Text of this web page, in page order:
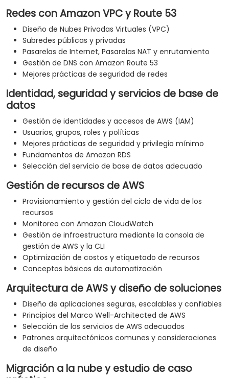
Redes con Amazon VPC y Route 53
Diseño de Nubes Privadas Virtuales (VPC)
Subredes públicas y privadas
Pasarelas de Internet, Pasarelas NAT y enrutamiento
Gestión de DNS con Amazon Route 53
Mejores prácticas de seguridad de redes
Identidad, seguridad y servicios de base de
datos
Gestión de identidades y accesos de AWS (IAM)
Usuarios, grupos, roles y políticas
Mejores prácticas de seguridad y privilegio mínimo
Fundamentos de Amazon RDS
Selección del servicio de base de datos adecuado
Gestión de recursos de AWS
Provisionamiento y gestión del ciclo de vida de los
recursos
Monitoreo con Amazon CloudWatch
Gestión de infraestructura mediante la consola de
gestión de AWS y la CLI
Optimización de costos y etiquetado de recursos
Conceptos básicos de automatización
Arquitectura de AWS y diseño de soluciones
Diseño de aplicaciones seguras, escalables y confiables
Principios del Marco Well-Architected de AWS
Selección de los servicios de AWS adecuados
Patrones arquitectónicos comunes y consideraciones
de diseño
Migración a la nube y estudio de caso